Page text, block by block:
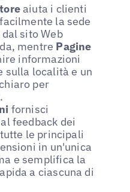
aiuta i clienti
la sede
sito Web
mentre Pagine
informazioni
sulla località e un
per
fornisci
feedback dei
le principali
in un'unica
e semplifica la
a ciascuna di